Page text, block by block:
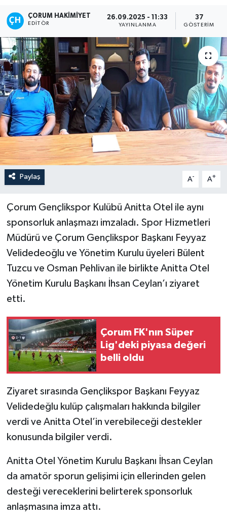
ÇORUM HAKIMIYET
EDITÖR
26.09.2025 - 11:33
YAYINLANMA
37
GÖSTERIM
Paylaş A- A+
Çorum Gençlikspor Kulübü Anitta Otel ile aynı
sponsorluk anlaşmazı imzaladı. Spor Hizmetleri
Müdürü ve Çorum Gençlikspor Başkanı Feyyaz
Velidedeoğlu ve Yönetim Kurulu üyeleri Bülent
Tuzcu ve Osman Pehlivan ile birlikte Anitta Otel
Yönetim Kurulu Başkanı İhsan Ceylan’ı ziyaret
etti.
Çorum FK'nın Süper
Lig'deki piyasa değeri
belli oldu
Ziyaret sırasında Gençlikspor Başkanı Feyyaz
Velidedeğlu kulüp çalışmaları hakkında bilgiler
verdi ve Anitta Otel’in verebileceği destekler
konusunda bilgiler verdi.
Anitta Otel Yönetim Kurulu Başkanı İhsan Ceylan
da amatör sporun gelişimi için ellerinden gelen
desteği vereceklerini belirterek sponsorluk
anlaşmasına imza attı.
İLÇELER
OTOPARK
TEKNOLOJİ